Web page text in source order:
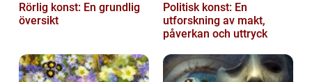
Rörlig konst: En grundlig
översikt
Politisk konst: En
utforskning av makt,
påverkan och uttryck